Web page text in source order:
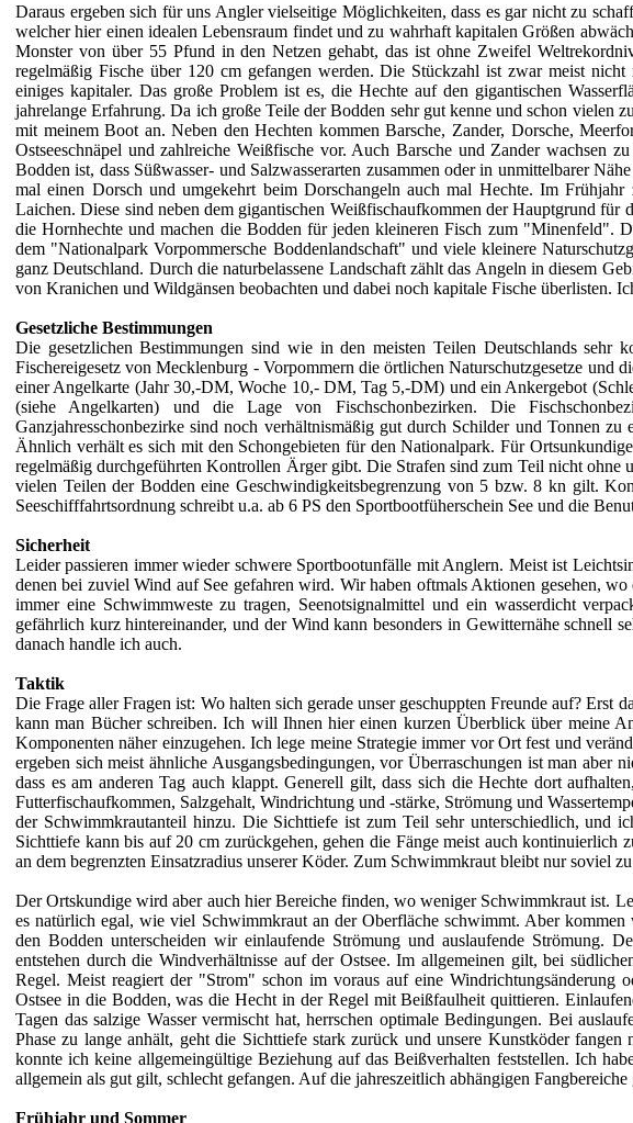
Daraus ergeben sich für uns Angler vielseitige Möglichkeiten, dass es gar nicht zu
welcher hier einen idealen Lebensraum findet und zu wahrhaft kapitalen Größen
Monster von über 55 Pfund in den Netzen gehabt, das ist ohne Zweifel
regelmäßig Fische über 120 cm gefangen werden. Die Stückzahl ist zwar meist
einiges kapitaler. Das große Problem ist es, die Hechte auf den gigantischen
jahrelange Erfahrung. Da ich große Teile der Bodden sehr gut kenne und schon vielen
mit meinem Boot an. Neben den Hechten kommen Barsche, Zander, Dorsche,
Ostseeschnäpel und zahlreiche Weißfische vor. Auch Barsche und Zander wachsen
Bodden ist, dass Süßwasser- und Salzwasserarten zusammen oder in unmittelbarer
mal einen Dorsch und umgekehrt beim Dorschangeln auch mal Hechte. Im
Laichen. Diese sind neben dem gigantischen Weißfischaufkommen der Hauptgrund
die Hornhechte und machen die Bodden für jeden kleineren Fisch zum "Minenfeld".
dem "Nationalpark Vorpommersche Boddenlandschaft" und viele kleinere
ganz Deutschland. Durch die naturbelassene Landschaft zählt das Angeln in diesem
von Kranichen und Wildgänsen beobachten und dabei noch kapitale Fische überlisten.
Gesetzliche Bestimmungen
Die gesetzlichen Bestimmungen sind wie in den meisten Teilen Deutschlands
Fischereigesetz von Mecklenburg - Vorpommern die örtlichen Naturschutzgesetze und
einer Angelkarte (Jahr 30,-DM, Woche 10,- DM, Tag 5,-DM) und ein Ankergebot
(siehe Angelkarten) und die Lage von Fischschonbezirken. Die
Ganzjahresschonbezirke sind noch verhältnismäßig gut durch Schilder und Tonnen
Ähnlich verhält es sich mit den Schongebieten für den Nationalpark. Für
regelmäßig durchgeführten Kontrollen Ärger gibt. Die Strafen sind zum Teil nicht ohne
vielen Teilen der Bodden eine Geschwindigkeitsbegrenzung von 5 bzw. 8 kn gilt.
Seeschifffahrtsordnung schreibt u.a. ab 6 PS den Sportbootfüherschein See und die
Sicherheit
Leider passieren immer wieder schwere Sportbootunfälle mit Anglern. Meist ist
denen bei zuviel Wind auf See gefahren wird. Wir haben oftmals Aktionen gesehen,
immer eine Schwimmweste zu tragen, Seenotsignalmittel und ein wasserdicht
gefährlich kurz hintereinander, und der Wind kann besonders in Gewitternähe schnell
danach handle ich auch.
Taktik
Die Frage aller Fragen ist: Wo halten sich gerade unser geschuppten Freunde auf?
kann man Bücher schreiben. Ich will Ihnen hier einen kurzen Überblick über meine
Komponenten näher einzugehen. Ich lege meine Strategie immer vor Ort fest und
ergeben sich meist ähnliche Ausgangsbedingungen, vor Überraschungen ist man
dass es am anderen Tag auch klappt. Generell gilt, dass sich die Hechte dort
Futterfischaufkommen, Salzgehalt, Windrichtung und -stärke, Strömung und
der Schwimmkrautanteil hinzu. Die Sichttiefe ist zum Teil sehr unterschiedlich, und
Sichttiefe kann bis auf 20 cm zurückgehen, gehen die Fänge meist auch
an dem begrenzten Einsatzradius unserer Köder. Zum Schwimmkraut bleibt nur soviel
Der Ortskundige wird aber auch hier Bereiche finden, wo weniger Schwimmkraut ist.
es natürlich egal, wie viel Schwimmkraut an der Oberfläche schwimmt. Aber
den Bodden unterscheiden wir einlaufende Strömung und auslaufende Strömung.
entstehen durch die Windverhältnisse auf der Ostsee. Im allgemeinen gilt, bei
Regel. Meist reagiert der "Strom" schon im voraus auf eine Windrichtungsänderung
Ostsee in die Bodden, was die Hecht in der Regel mit Beißfaulheit quittieren.
Tagen das salzige Wasser vermischt hat, herrschen optimale Bedingungen. Bei
Phase zu lange anhält, geht die Sichttiefe stark zurück und unsere Kunstköder
konnte ich keine allgemeingültige Beziehung auf das Beißverhalten feststellen. Ich
allgemein als gut gilt, schlecht gefangen. Auf die jahreszeitlich abhängigen Fangbereiche
Frühjahr und Sommer